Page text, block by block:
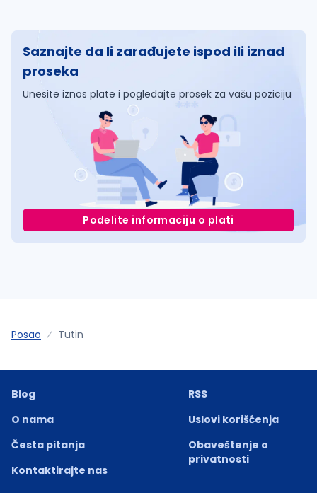
Saznajte da li zarađujete ispod ili iznad
proseka
Unesite iznos plate i pogledajte prosek za vašu poziciju
Podelite informaciju o plati
Posao Tutin
Blog
O nama
Česta pitanja
Kontaktirajte nas
RSS
Uslovi korišćenja
Obaveštenje o
privatnosti